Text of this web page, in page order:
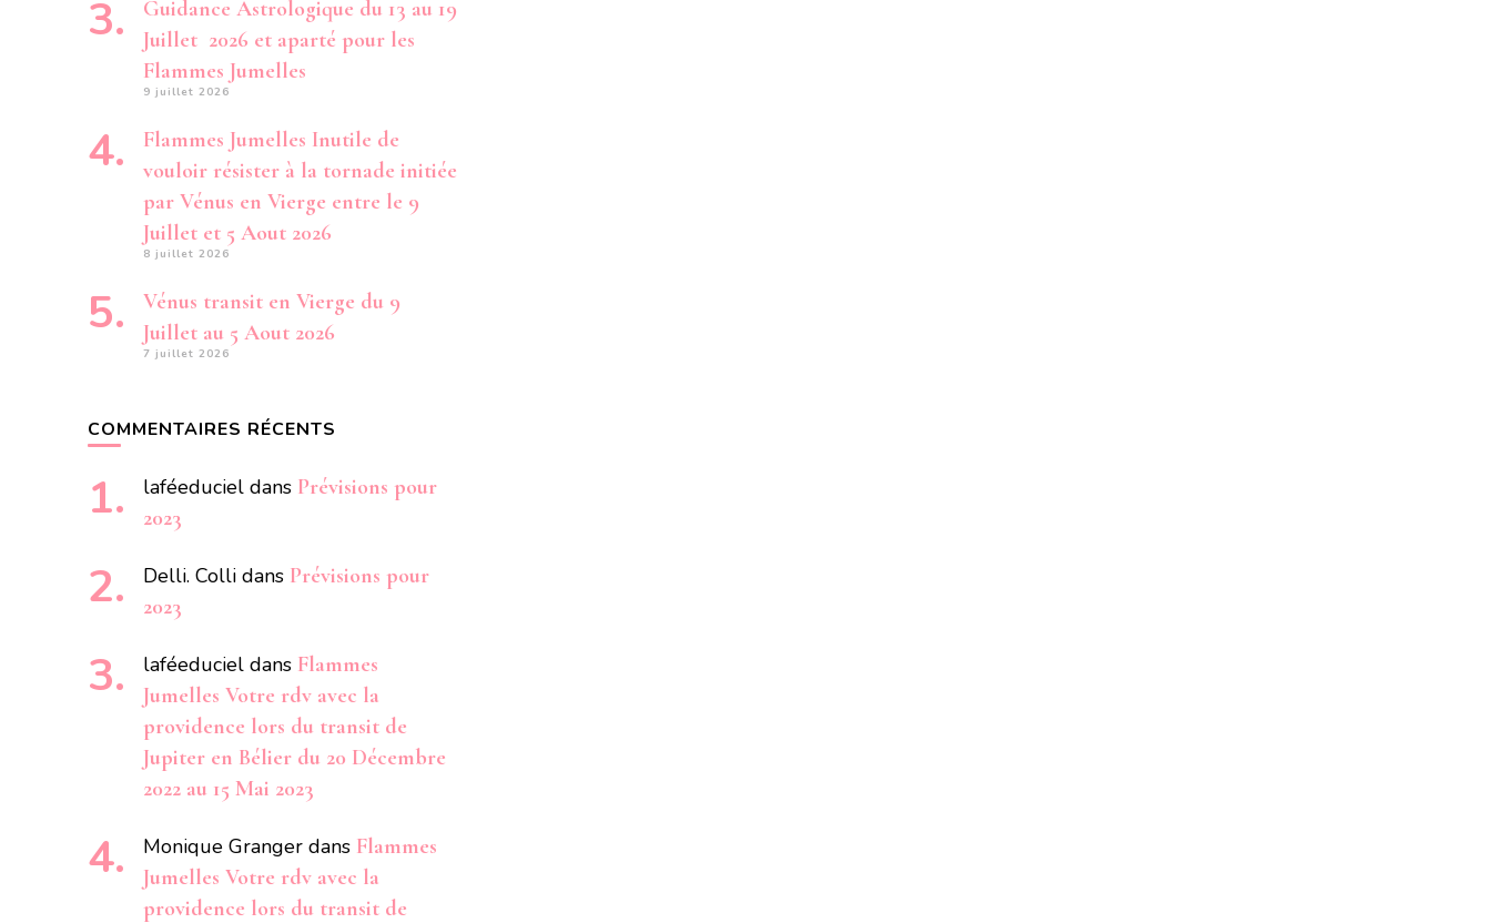
Guidance Astrologique du 13 au 19
Juillet 2026 et aparté pour les
Flammes Jumelles
9 juillet 2026
Flammes Jumelles Inutile de
vouloir résister à la tornade initiée
par Vénus en Vierge entre le 9
Juillet et 5 Aout 2026
8 juillet 2026
Vénus transit en Vierge du 9
Juillet au 5 Aout 2026
7 juillet 2026
COMMENTAIRES RÉCENTS
laféeduciel dans Prévisions pour
2023
Delli. Colli dans Prévisions pour
2023
laféeduciel dans Flammes
Jumelles Votre rdv avec la
providence lors du transit de
Jupiter en Bélier du 20 Décembre
2022 au 15 Mai 2023
Monique Granger dans Flammes
Jumelles Votre rdv avec la
providence lors du transit de